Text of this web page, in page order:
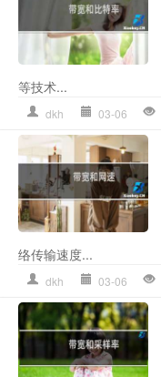
等技术...
dkh 03-06
络传输速度...
dkh 03-06